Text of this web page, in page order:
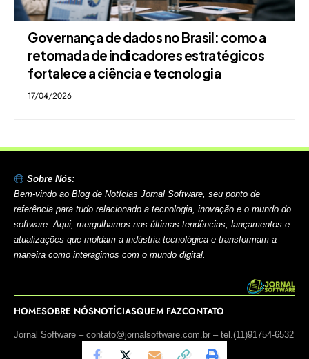
Governança de dados no Brasil: como a
retomada de indicadores estratégicos
fortalece a ciência e tecnologia
17/04/2026
Sobre Nós:
Bem-vindo ao Blog de Notícias Jornal Software, seu ponto de
referência para tudo relacionado a tecnologia, inovação e o mundo do
software. Aqui, mergulhamos nas últimas tendências, lançamentos e
atualizações que moldam a indústria tecnológica e transformam a
maneira como interagimos com o mundo digital.
HOMESOBRE NÓSNOTÍCIASQUEM FAZCONTATO
Jornal Software – contato@jornalsoftware.com.br – tel.(11)91754-6532